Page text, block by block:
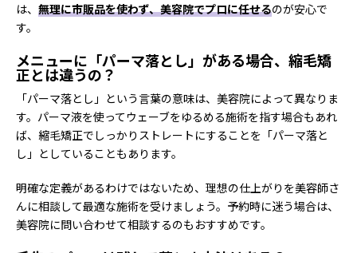
は、 無理に市販品を使わず、美容院でプロに任せるのが安心で
す。
メニューに「パーマ落とし」がある場合、縮毛矯
正とは違うの？
「パーマ落とし」という言葉の意味は、美容院によって異なりま
す。パーマ液を使ってウェーブをゆるめる施術を指す場合もあれ
ば、縮毛矯正でしっかりストレートにすることを「パーマ落と
し」としていることもあります。
明確な定義があるわけではないため、理想の仕上がりを美容師さ
んに相談して最適な施術を受けましょう。予約時に迷う場合は、
美容院に問い合わせて相談するのもおすすめです。